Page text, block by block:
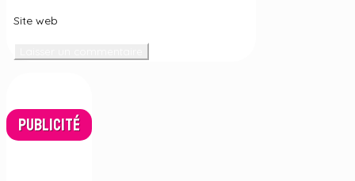
Site web
Publicité